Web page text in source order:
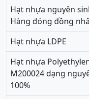
Hạt nhựa nguyên
Hàng đóng đồng
Hạt nhựa LDPE
Hạt nhựa
M200024 dạng
100%